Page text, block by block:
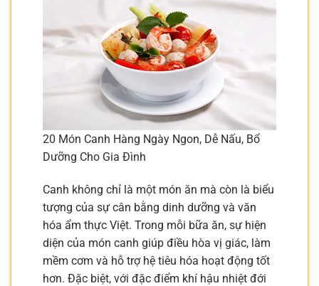
20 Món Canh Hàng Ngày Ngon, Dễ Nấu, Bổ
Dưỡng Cho Gia Đình
Canh không chỉ là một món ăn mà còn là biểu
tượng của sự cân bằng dinh dưỡng và văn
hóa ẩm thực Việt. Trong mỗi bữa ăn, sự hiện
diện của món canh giúp điều hòa vị giác, làm
mềm cơm và hỗ trợ hệ tiêu hóa hoạt động tốt
hơn. Đặc biệt, với đặc điểm khí hậu nhiệt đới